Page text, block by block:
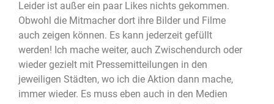
Leider ist außer ein paar Likes nichts gekommen.
Obwohl die Mitmacher dort ihre Bilder und Filme
auch zeigen können. Es kann jederzeit gefüllt
werden! Ich mache weiter, auch Zwischendurch oder
wieder gezielt mit Pressemitteilungen in den
jeweiligen Städten, wo ich die Aktion dann mache,
immer wieder. Es muss eben auch in den Medien